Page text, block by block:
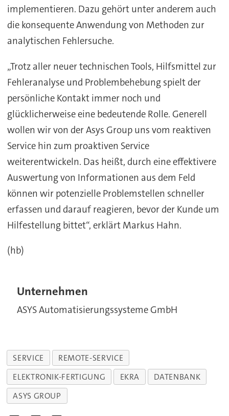
implementieren. Dazu gehört unter anderem auch
die konsequente Anwendung von Methoden zur
analytischen Fehlersuche.
„Trotz aller neuer technischen Tools, Hilfsmittel zur
Fehleranalyse und Problembehebung spielt der
persönliche Kontakt immer noch und
glücklicherweise eine bedeutende Rolle. Generell
wollen wir von der Asys Group uns vom reaktiven
Service hin zum proaktiven Service
weiterentwickeln. Das heißt, durch eine effektivere
Auswertung von Informationen aus dem Feld
können wir potenzielle Problemstellen schneller
erfassen und darauf reagieren, bevor der Kunde um
Hilfestellung bittet“, erklärt Markus Hahn.
(hb)
Unternehmen
ASYS Automatisierungssysteme GmbH
SERVICE
REMOTE-SERVICE
ELEKTRONIK-FERTIGUNG
EKRA
DATENBANK
ASYS GROUP